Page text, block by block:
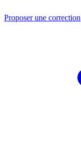
Proposer une correction